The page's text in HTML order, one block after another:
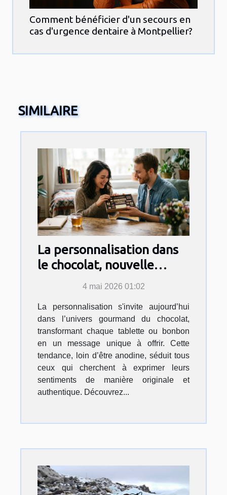
Comment bénéficier d'un secours en
cas d'urgence dentaire à Montpellier?
SIMILAIRE
La personnalisation dans
le chocolat, nouvelle
déclaration d’amour ?
4 mai 2026 01:02
La personnalisation s'invite aujourd’hui
dans l’univers gourmand du chocolat,
transformant chaque tablette ou bonbon
en un message unique à offrir. Cette
tendance, loin d’être anodine, séduit tous
ceux qui cherchent à exprimer leurs
sentiments de manière originale et
authentique. Découvrez...